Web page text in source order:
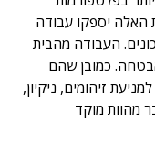
האלה יספקו עבודה
העבודה מהבית
כמובן שהם
זיהומים, ניקיון,
מהוות מוקד